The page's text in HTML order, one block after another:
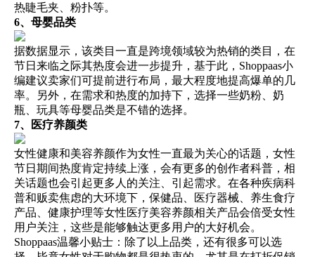
热睫毛夹、粉扑等。
6、母婴品类
据数据显示，该类目一直是跨境领域较为热销的类目，在
节日来临之际其热度会进一步提升，基于此，Shoppaas小
编建议卖家们可提前进行布局，最大程度地提高爆单的几
率。另外，在需求和热度的加持下，选择一些奶粉、奶
瓶、玩具等母婴品类是不错的选择。
7、医疗养颜类
女性健康和美容养颜作为女性一直最为关心的话题，女性
节日期间热度肯定持续上涨，会有更多的创作者科普，相
关话题也会引起更多人的关注、引起需求。在各种疾病科
普和贩卖焦虑的大环境下，保健品、医疗器械、养生食疗
产品、健康护理等女性医疗美容养颜相关产品会倍受女性
用户关注，这些是能够触达更多用户的大好机会。
Shoppaas温馨小贴士：除了以上品类，还有很多可以选